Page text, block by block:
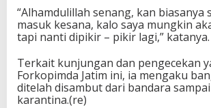
“Alhamdulillah senang, kan biasanya
masuk kesana, kalo saya mungkin
tapi nanti dipikir – pikir lagi,” katanya.
Terkait kunjungan dan pengecekan
Forkopimda Jatim ini, ia mengaku
ditelah disambut dari bandara
karantina.(re)